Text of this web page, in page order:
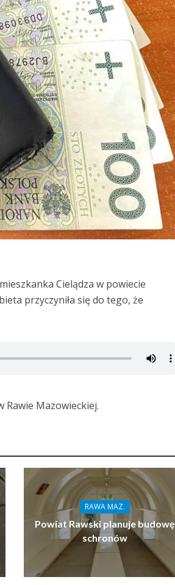
Cielądza w powiecie
przyczyniła się do tego, że
Rawie Mazowieckiej.
RAWA MAZ.
Powiat Rawski planuje budowę
schronów